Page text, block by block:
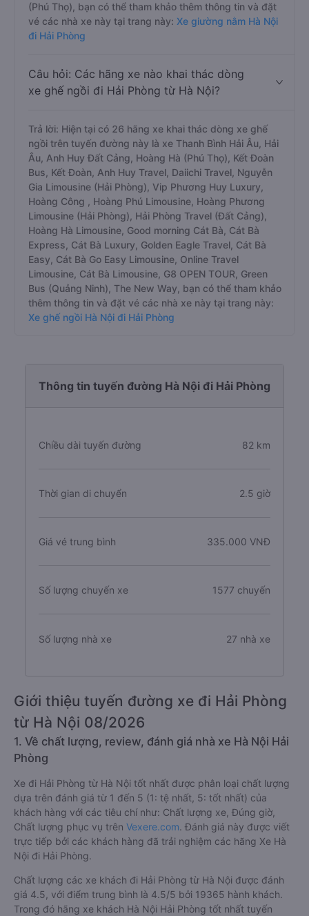
(Phú Thọ), bạn có thể tham khảo thêm thông tin và đặt
vé các nhà xe này tại trang này: Xe giường nằm Hà Nội
đi Hải Phòng
Câu hỏi: Các hãng xe nào khai thác dòng
xe ghế ngồi đi Hải Phòng từ Hà Nội?
Trả lời: Hiện tại có 26 hãng xe khai thác dòng xe ghế
ngồi trên tuyến đường này là xe Thanh Bình Hải Âu, Hải
Âu, Anh Huy Đất Cảng, Hoàng Hà (Phú Thọ), Kết Đoàn
Bus, Kết Đoàn, Anh Huy Travel, Daiichi Travel, Nguyễn
Gia Limousine (Hải Phòng), Vip Phương Huy Luxury,
Hoàng Công , Hoàng Phú Limousine, Hoàng Phương
Limousine (Hải Phòng), Hải Phòng Travel (Đất Cảng),
Hoàng Hà Limousine, Good morning Cát Bà, Cát Bà
Express, Cát Bà Luxury, Golden Eagle Travel, Cát Bà
Easy, Cát Bà Go Easy Limousine, Online Travel
Limousine, Cát Bà Limousine, G8 OPEN TOUR, Green
Bus (Quảng Ninh), The New Way, bạn có thể tham khảo
thêm thông tin và đặt vé các nhà xe này tại trang này:
Xe ghế ngồi Hà Nội đi Hải Phòng
Thông tin tuyến đường Hà Nội đi Hải Phòng
Chiều dài tuyến đường 82 km
Thời gian di chuyển 2.5 giờ
Giá vé trung bình 335.000 VNĐ
Số lượng chuyến xe 1577 chuyến
Số lượng nhà xe 27 nhà xe
Giới thiệu tuyến đường xe đi Hải Phòng
từ Hà Nội 08/2026
1. Về chất lượng, review, đánh giá nhà xe Hà Nội Hải
Phòng
Xe đi Hải Phòng từ Hà Nội tốt nhất được phân loại chất lượng
dựa trên đánh giá từ 1 đến 5 (1: tệ nhất, 5: tốt nhất) của
khách hàng với các tiêu chí như: Chất lượng xe, Đúng giờ,
Chất lượng phục vụ trên Vexere.com. Đánh giá này được viết
trực tiếp bởi các khách hàng đã trải nghiệm các hãng Xe Hà
Nội đi Hải Phòng.
Chất lượng các xe khách đi Hải Phòng từ Hà Nội được đánh
giá 4.5, với điểm trung bình là 4.5/5 bởi 19365 hành khách.
Trong đó hãng xe khách Hà Nội Hải Phòng tốt nhất tuyến